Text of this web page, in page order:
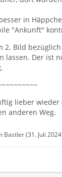
in
"Ankunft"
2. Bild
lassen. Der ist
lieber wieder
anderen Weg.
Bastler (31. Juli